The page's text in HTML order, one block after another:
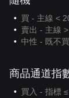
買 - 主線 <
賣出 - 主線
中性 - 既不
商品通道指
買入 - 指標